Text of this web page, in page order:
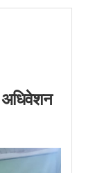
अधिवेशन